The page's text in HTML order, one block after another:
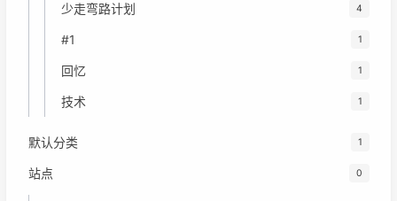
少走弯路计划 4
#1 1
回忆 1
技术 1
默认分类 1
站点 0